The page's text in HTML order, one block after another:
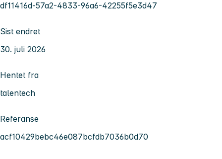
df11416d-57a2-4833-96a6-42255f5e3d47
Sist endret
30. juli 2026
Hentet fra
talentech
Referanse
acf10429bebc46e087bcfdb7036b0d70